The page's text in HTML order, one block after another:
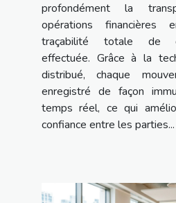
profondément la
opérations financières
traçabilité totale de
effectuée. Grâce à la
distribué, chaque
enregistré de façon
temps réel, ce qui
confiance entre les parties...